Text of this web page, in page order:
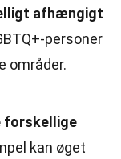
afhængigt
personer
områder.
forskellige
kan øget